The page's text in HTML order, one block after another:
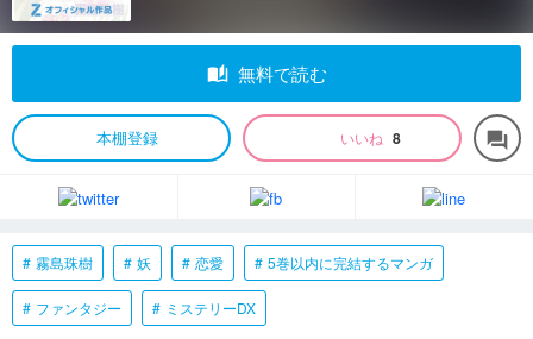
auto_stories 無料で読む
本棚登録 いいね 8 forum
霧島珠樹 妖 恋愛 5巻以内に完結するマンガ
ファンタジー ミステリーDX